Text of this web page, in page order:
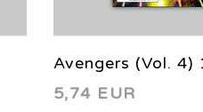
Avengers (Vol. 4)
5,74 EUR